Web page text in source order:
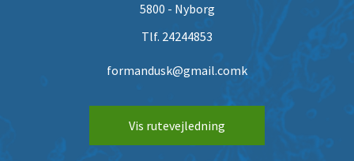
5800 - Nyborg
Tlf. 24244853
formandusk@gmail.comk
Vis rutevejledning